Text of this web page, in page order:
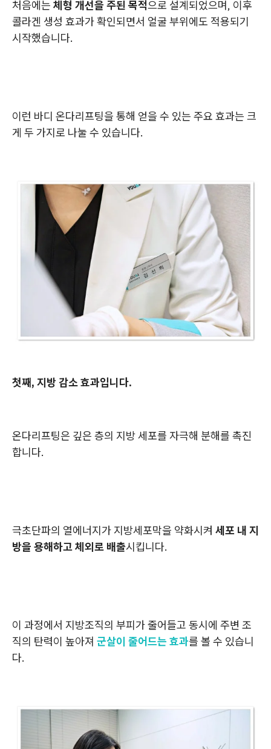
처음에는 체형 개선을 주된 목적으로 설계되었으며, 이후
콜라겐 생성 효과가 확인되면서 얼굴 부위에도 적용되기
시작했습니다.
이런 바디 온다리프팅을 통해 얻을 수 있는 주요 효과는 크
게 두 가지로 나눌 수 있습니다.
첫째, 지방 감소 효과입니다.
온다리프팅은 깊은 층의 지방 세포를 자극해 분해를 촉진
합니다.
극초단파의 열에너지가 지방세포막을 약화시켜 세포 내 지
방을 용해하고 체외로 배출시킵니다.
이 과정에서 지방조직의 부피가 줄어들고 동시에 주변 조
직의 탄력이 높아져 군살이 줄어드는 효과를 볼 수 있습니
다.